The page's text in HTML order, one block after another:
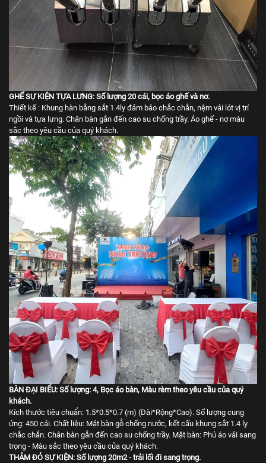
GHẾ SỰ KIỆN TỰA LƯNG: Số lượng 20 cái, bọc áo ghế và nơ.
Thiết kế : Khung hàn bằng sắt 1.4ly đảm bảo chắc chắn, nệm vải lót vị trí
ngồi và tựa lưng. Chân bàn gắn đến cao su chống trầy. Áo ghế - nơ màu
sắc theo yêu cầu của quý khách.
BÀN ĐẠI BIỂU: Số lượng: 4, Bọc áo bàn, Màu rèm theo yêu cầu của quý
khách.
Kích thước tiêu chuẩn: 1.5*0.5*0.7 (m) (Dài*Rộng*Cao). Số lượng cung
ứng: 450 cái. Chất liệu: Mặt bàn gỗ chống nước, kết cấu khung sắt 1.4 ly
chắc chắn. Chân bàn gắn đến cao su chống trầy. Mặt bàn: Phủ áo vải sang
trọng - Màu sắc theo yêu cầu của quý khách.
THẢM ĐỎ SỰ KIỆN: Số lượng 20m2 - trải lối đi sang trọng.